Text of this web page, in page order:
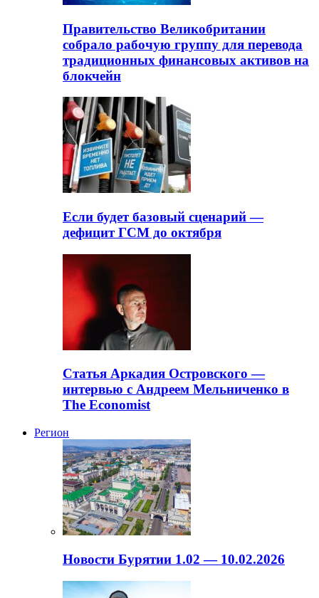
Правительство Великобритании
собрало рабочую группу для перевода
традиционных финансовых активов на
блокчейн
Если будет базовый сценарий —
дефицит ГСМ до октября
Статья Аркадия Островского —
интервью с Андреем Мельниченко в
The Economist
Регион
Новости Бурятии 1.02 — 10.02.2026